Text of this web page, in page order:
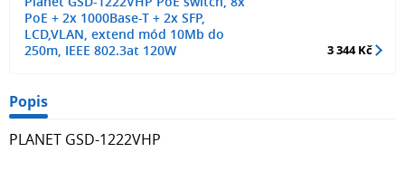
PoE + 2x 1000Base-T + 2x SFP,
LCD,VLAN, extend mód 10Mb do
250m, IEEE 802.3at 120W
3 344 Kč
Popis
PLANET GSD-1222VHP